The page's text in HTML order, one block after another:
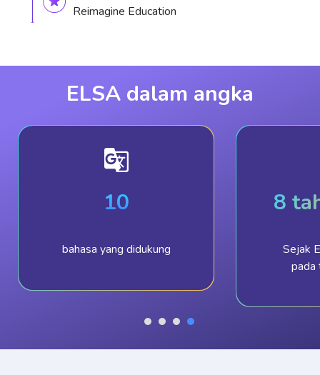
Reimagine Education
ELSA dalam angka
10
bahasa yang didukung
8
Sejak
pada